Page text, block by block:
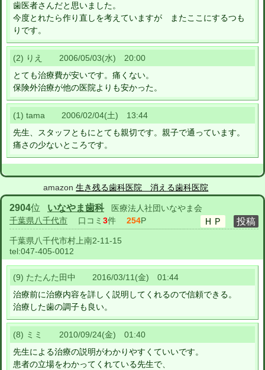
歯医者さんだと思いました。
今度とれたら作り直しを考えていますが またここにするつも
りです。
(2) りえ 2006/05/03(水) 20:00
とても治療費が安いです。痛くない。
保険外治療が他の医院よりも安かった。
(1) tama 2006/02/04(土) 13:44
先生、スタッフともにとても親切です。親子で通っています。
痛さの少ないところです。
amazon生き残る歯科医院 消える歯科医院
2904位 いなやま歯科
医療法人社団いなやま会
千葉県八千代市 口コミ 3件 254P
千葉県八千代市村上南2-11-15
tel:047-405-0012
(9) たたんた田中 2016/03/11(金) 01:44
治療前に治療内容を詳しく説明してくれるので信頼できる。
治療した歯の調子も良い。
(8) ミミ 2010/09/24(金) 01:40
先生による治療の説明がわかりやすくていいです。
患者の立場をわかってくれている先生で、